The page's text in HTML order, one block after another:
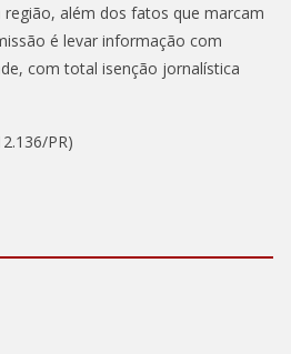
região, além dos fatos que marcam
é levar informação com
com total isenção jornalística
PR)